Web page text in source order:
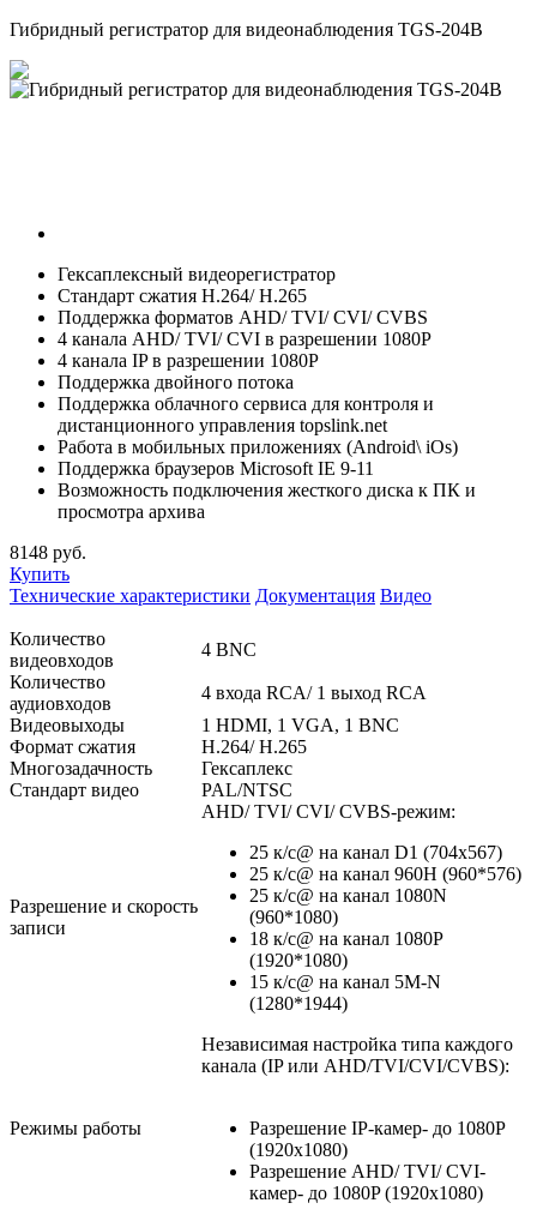
Гибридный регистратор для видеонаблюдения TGS-204B
Гексаплексный видеорегистратор
Стандарт сжатия H.264/ H.265
Поддержка форматов AHD/ TVI/ CVI/ CVBS
4 канала AHD/ TVI/ CVI в разрешении 1080P
4 канала IP в разрешении 1080P
Поддержка двойного потока
Поддержка облачного сервиса для контроля и
дистанционного управления topslink.net
Работа в мобильных приложениях (Android\ iOs)
Поддержка браузеров Microsoft IE 9-11
Возможность подключения жесткого диска к ПК и
просмотра архива
8148 руб.
Купить
Технические характеристики Документация Видео
Количество
видеовходов
4 BNC
Количество
аудиовходов
4 входа RCA/ 1 выход RCA
Видеовыходы
1 HDMI, 1 VGA, 1 BNC
Формат сжатия
H.264/ H.265
Многозадачность
Гексаплекс
Стандарт видео
PAL/NTSC
Разрешение и скорость
записи
AHD/ TVI/ CVI/ CVBS-режим:
25 к/с@ на канал D1 (704x567)
25 к/с@ на канал 960H (960*576)
25 к/с@ на канал 1080N
(960*1080)
18 к/с@ на канал 1080P
(1920*1080)
15 к/с@ на канал 5M-N
(1280*1944)
Режимы работы
Независимая настройка типа каждого
канала (IP или AHD/TVI/CVI/CVBS):
Разрешение IP-камер- до 1080P
(1920x1080)
Разрешение AHD/ TVI/ CVI-
камер- до 1080P (1920x1080)